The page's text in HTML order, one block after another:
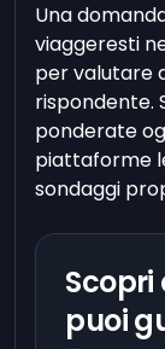
Una
viaggeresti
per valutare
rispondente.
ponderate
piattaforme
sondaggi
puoi